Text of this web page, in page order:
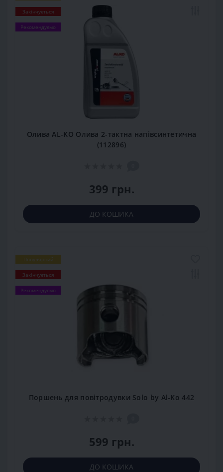
Закінчується
Рекомендуємо
Олива AL-KO Олива 2-тактна напівсинтетична
(112896)
399 грн.
ДО КОШИКА
Популярний
Закінчується
Рекомендуємо
Поршень для повітродувки Solo by Al-Ko 442
599 грн.
ДО КОШИКА